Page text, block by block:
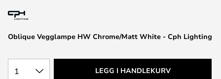
Oblique Vegglampe HW Chrome/Matt White - Cph Lighting
1 LEGG I HANDLEKURV